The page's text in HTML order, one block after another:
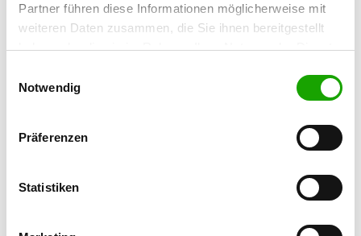
Partner führen diese Informationen möglicherweise mit
weiteren Daten zusammen, die Sie ihnen bereitgestellt
haben oder die sie im Rahmen Ihrer Nutzung der Dienste
Cookies, wenn Sie unsere Webseite weiterhin nutzen.
Notwendig
Präferenzen
Statistiken
OG - Unnau
Details
Details
Birkenweg 49
OG - Holzbachtal, Sitz Linkenbach
Details